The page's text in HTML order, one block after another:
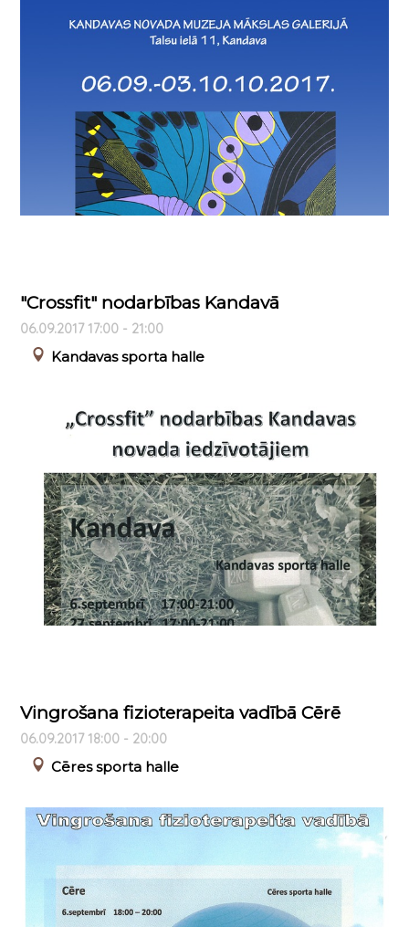
"Crossfit" nodarbības Kandavā
06.09.2017 17:00 - 21:00
Kandavas sporta halle
Vingrošana fizioterapeita vadībā Cērē
06.09.2017 18:00 - 20:00
Cēres sporta halle